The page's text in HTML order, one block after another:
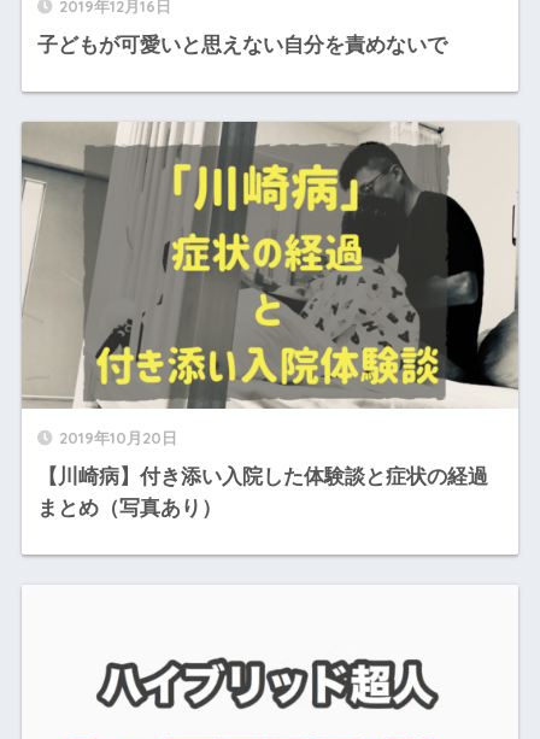
2019年12月16日
子どもが可愛いと思えない自分を責めないで
2019年10月20日
【川崎病】付き添い入院した体験談と症状の経過
まとめ（写真あり）